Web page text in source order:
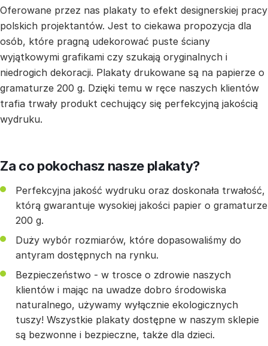
Oferowane przez nas plakaty to efekt designerskiej pracy
polskich projektantów. Jest to ciekawa propozycja dla
osób, które pragną udekorować puste ściany
wyjątkowymi grafikami czy szukają oryginalnych i
niedrogich dekoracji. Plakaty drukowane są na papierze o
gramaturze 200 g. Dzięki temu w ręce naszych klientów
trafia trwały produkt cechujący się perfekcyjną jakością
wydruku.
Za co pokochasz nasze plakaty?
Perfekcyjna jakość wydruku oraz doskonała trwałość,
którą gwarantuje wysokiej jakości papier o gramaturze
200 g.
Duży wybór rozmiarów, które dopasowaliśmy do
antyram dostępnych na rynku.
Bezpieczeństwo - w trosce o zdrowie naszych
klientów i mając na uwadze dobro środowiska
naturalnego, używamy wyłącznie ekologicznych
tuszy! Wszystkie plakaty dostępne w naszym sklepie
są bezwonne i bezpieczne, także dla dzieci.